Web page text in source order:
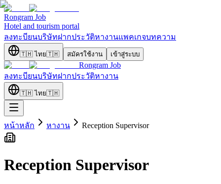
Rongram Job
Hotel and tourism portal
ลงทะบียนบริษัทฝากประวัติหางานแพคเกจบทความ
🇹🇭 ไทย🇹🇭 สมัครใช้งาน เข้าสู่ระบบ
Rongram Job
ลงทะบียนบริษัทฝากประวัติหางาน
🇹🇭 ไทย🇹🇭
หน้าหลัก หางาน Reception Supervisor
Reception Supervisor